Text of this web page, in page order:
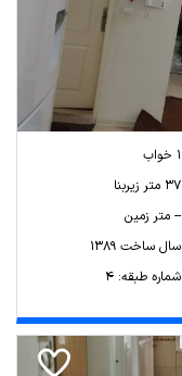
1 خواب
37 متر زیربنا
-- متر زمین
سال ساخت 1389
شماره طبقه: 4